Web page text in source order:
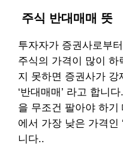
주식 반대매매 뜻
투자자가 증권사로부
주식의 가격이 많이
지 못하면 증권사가 강
‘반대매매’ 라고 합니다.
을 무조건 팔아야 하기
에서 가장 낮은 가격인
니다..